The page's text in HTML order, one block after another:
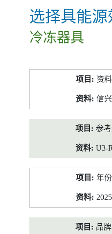
选择具能
冷冻器具
料
资
信
参
U3-
年份
2025
品牌